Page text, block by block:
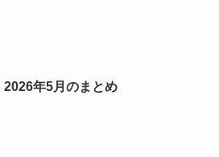
2026年5月のまとめ